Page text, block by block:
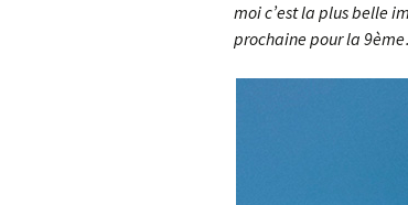
moi c’est la plus belle
prochaine pour la